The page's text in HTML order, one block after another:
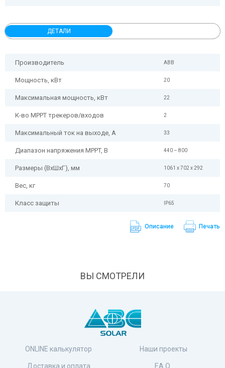
его можно использовать как внутри помещений, так и
снаружи. Имеет невысокое собственное потребление и
ДЕТАЛИ
Производитель ABB
Мощность, кВт 20
Максимальная мощность, кВт 22
К-во MPPT трекеров/входов 2
Максимальный ток на выходе, А 33
Диапазон напряжения MPPT, В 440 – 800
Размеры (ВхШхГ), мм 1061 x 702 x 292
Вес, кг 70
Класс защиты IP65
Печать
Описание
ВЫ СМОТРЕЛИ
ONLINE калькулятор
Доставка и оплата
Наши проекты
F.A.Q.